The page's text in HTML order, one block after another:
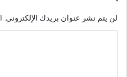
لن يتم نشر عنوان بريدك الإلكتروني.